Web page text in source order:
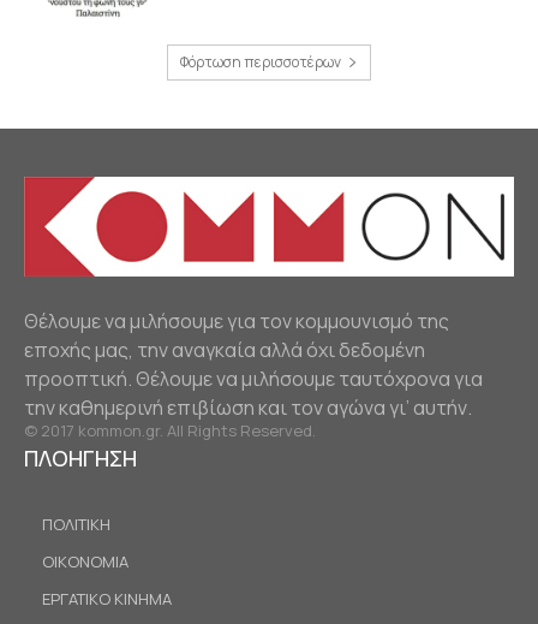
Φόρτωση περισσοτέρων
Θέλουμε να μιλήσουμε για τον κομμουνισμό της
εποχής μας, την αναγκαία αλλά όχι δεδομένη
προοπτική. Θέλουμε να μιλήσουμε ταυτόχρονα για
την καθημερινή επιβίωση και τον αγώνα γι’ αυτήν.
© 2017 kommon.gr. All Rights Reserved.
ΠΛΟΗΓΗΣΗ
ΠΟΛΙΤΙΚΗ
ΟΙΚΟΝΟΜΙΑ
ΕΡΓΑΤΙΚΟ ΚΙΝΗΜΑ